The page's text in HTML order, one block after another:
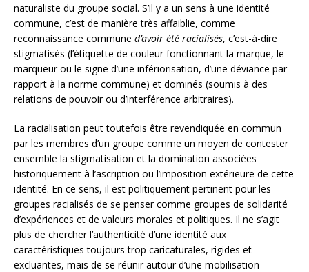
naturaliste du groupe social. S’il y a un sens à une identité
commune, c’est de manière très affaiblie, comme
reconnaissance commune d’avoir été racialisés, c’est-à-dire
stigmatisés (l’étiquette de couleur fonctionnant la marque, le
marqueur ou le signe d’une infériorisation, d’une déviance par
rapport à la norme commune) et dominés (soumis à des
relations de pouvoir ou d’interférence arbitraires).
La racialisation peut toutefois être revendiquée en commun
par les membres d’un groupe comme un moyen de contester
ensemble la stigmatisation et la domination associées
historiquement à l’ascription ou l’imposition extérieure de cette
identité. En ce sens, il est politiquement pertinent pour les
groupes racialisés de se penser comme groupes de solidarité
d’expériences et de valeurs morales et politiques. Il ne s’agit
plus de chercher l’authenticité d’une identité aux
caractéristiques toujours trop caricaturales, rigides et
excluantes, mais de se réunir autour d’une mobilisation